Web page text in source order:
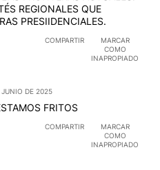
REGIONALES QUE
PRESIIDENCIALES.
COMPARTIR
MARCAR
COMO
INAPROPIADO
JUNIO DE 2025
FRITOS
COMPARTIR
MARCAR
COMO
INAPROPIADO